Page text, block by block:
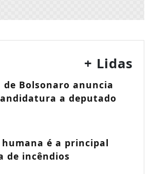
+ Lidas
de Bolsonaro anuncia
a deputado
humana é a principal
de incêndios